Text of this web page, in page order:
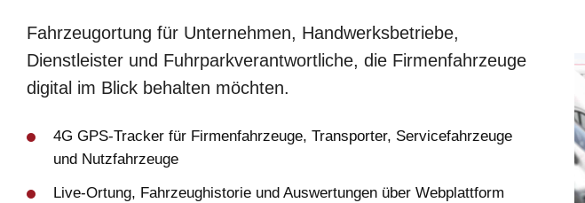
Fahrzeugortung für Unternehmen, Handwerksbetriebe,
Dienstleister und Fuhrparkverantwortliche, die Firmenfahrzeuge
digital im Blick behalten möchten.
4G GPS-Tracker für Firmenfahrzeuge, Transporter, Servicefahrzeuge
und Nutzfahrzeuge
Live-Ortung, Fahrzeughistorie und Auswertungen über Webplattform